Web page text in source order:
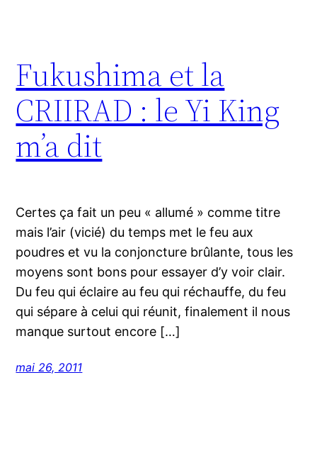
Fukushima et la
CRIIRAD : le Yi King
m’a dit
Certes ça fait un peu « allumé » comme titre
mais l’air (vicié) du temps met le feu aux
poudres et vu la conjoncture brûlante, tous les
moyens sont bons pour essayer d’y voir clair.
Du feu qui éclaire au feu qui réchauffe, du feu
qui sépare à celui qui réunit, finalement il nous
manque surtout encore […]
mai 26, 2011